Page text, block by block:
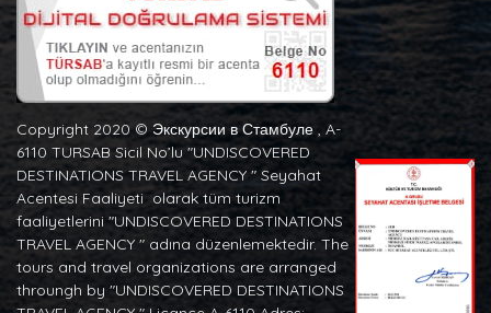
Copyright 2020 ©️ Экскурсии в Стамбуле , A-
6110 TURSAB Sicil No’lu "UNDISCOVERED
DESTINATIONS TRAVEL AGENCY " Seyahat
Acentesi Faaliyeti olarak tüm turizm
faaliyetlerini "UNDISCOVERED DESTINATIONS
TRAVEL AGENCY " adına düzenlemektedir. The
tours and travel organizations are arranged
throungh by "UNDISCOVERED DESTINATIONS